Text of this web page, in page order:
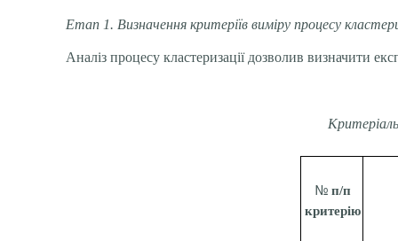
Етап 1. Визначення критеріїв виміру процесу
Аналіз процесу кластеризації дозволив визначити
№ п/п
критерію